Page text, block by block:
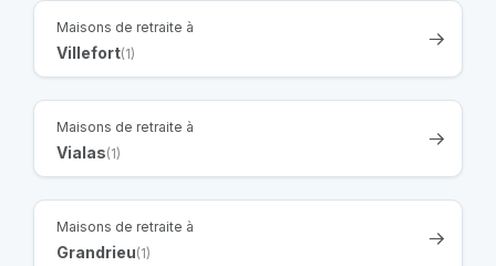
Maisons de retraite à
Villefort(1)
Maisons de retraite à
Vialas(1)
Maisons de retraite à
Grandrieu(1)